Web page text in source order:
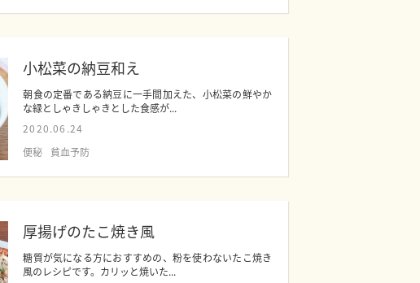
小松菜の納豆和え
朝食の定番である納豆に一手間加えた、小松菜の鮮やか
な緑としゃきしゃきとした食感が...
2020.06.24
便秘
貧血予防
厚揚げのたこ焼き風
糖質が気になる方におすすめの、粉を使わないたこ焼き
風のレシピです。カリッと焼いた...